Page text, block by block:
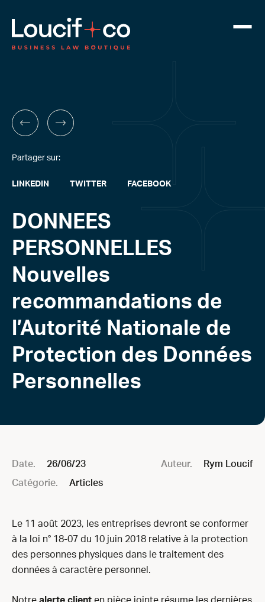
Partager sur:
LINKEDIN TWITTER FACEBOOK
DONNEES
PERSONNELLES
Nouvelles
recommandations de
l’Autorité Nationale de
Protection des Données
Personnelles
Date. 26/06/23 Auteur.
Rym Loucif
Catégorie.
Articles
Le 11 août 2023, les entreprises devront se conformer
à la loi n° 18-07 du 10 juin 2018 relative à la protection
des personnes physiques dans le traitement des
données à caractère personnel.